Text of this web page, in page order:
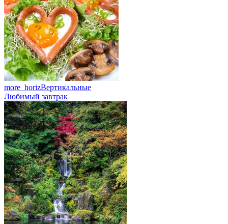
more_horizВертикальные
Любимый завтрак